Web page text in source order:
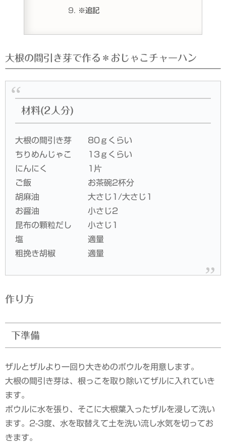
※追記
大根の間引き芽で作る＊おじゃこチャーハン
材料(2人分)
大根の間引き芽 80ｇくらい
ちりめんじゃこ 13ｇくらい
にんにく 1片
ご飯 お茶碗2杯分
胡麻油 大さじ1/大さじ1
お醤油 小さじ2
昆布の顆粒だし 小さじ1
塩 適量
粗挽き胡椒 適量
作り方
下準備
ザルとザルより一回り大きめのボウルを用意します。
大根の間引き芽は、根っこを取り除いてザルに入れていき
ます。
ボウルに水を張り、そこに大根葉入ったザルを浸して洗い
ます。2-3度、水を取替えて土を洗い流し水気を切ってお
きます。